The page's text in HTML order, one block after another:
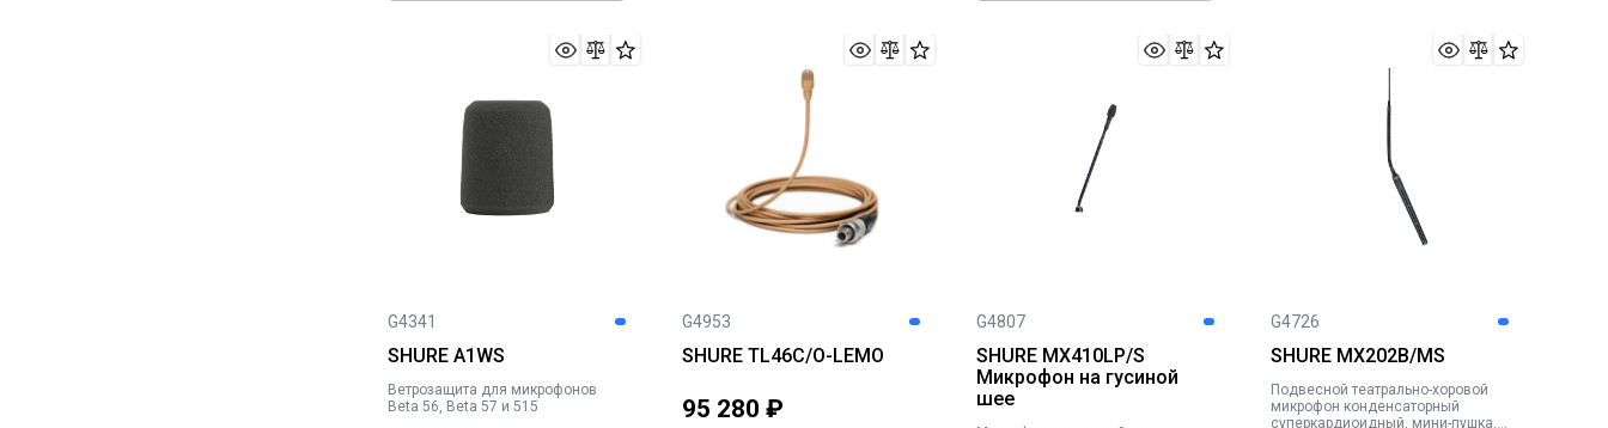
G4341
SHURE A1WS
Ветрозащита для микрофонов
Beta 56, Beta 57 и 515
G4953
SHURE TL46C/O-LEMO
95 280 ₽
G4807
SHURE MX410LP/S
Микрофон на гусиной
шее
G4726
SHURE MX202B/MS
Подвесной театрально-хоровой
микрофон конденсаторный
суперкардиоидный, мини-пушка,